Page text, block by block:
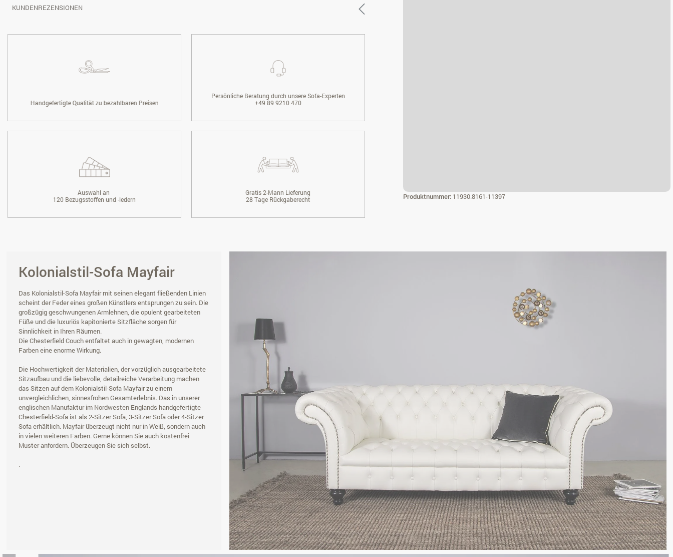
Produktnummer: 11930.8161-11397
KUNDENREZENSIONEN
Handgefertigte Qualität zu bezahlbaren Preisen
Persönliche Beratung durch unsere Sofa-Experten
+49 89 9210 470
Auswahl an
120 Bezugsstoffen und -ledern
Gratis 2-Mann Lieferung
28 Tage Rückgaberecht
Kolonialstil-Sofa Mayfair
Das Kolonialstil-Sofa Mayfair mit seinen elegant fließenden Linien
scheint der Feder eines großen Künstlers entsprungen zu sein. Die
großzügig geschwungenen Armlehnen, die opulent gearbeiteten
Füße und die luxuriös kapitonierte Sitzfläche sorgen für
Sinnlichkeit in Ihren Räumen.
Die Chesterfield Couch entfaltet auch in gewagten, modernen
Farben eine enorme Wirkung.
Die Hochwertigkeit der Materialien, der vorzüglich ausgearbeitete
Sitzaufbau und die liebevolle, detailreiche Verarbeitung machen
das Sitzen auf dem Kolonialstil-Sofa Mayfair zu einem
unvergleichlichen, sinnesfrohen Gesamterlebnis. Das in unserer
englischen Manufaktur im Nordwesten Englands handgefertigte
Chesterfield-Sofa ist als 2-Sitzer Sofa, 3-Sitzer Sofa oder 4-Sitzer
Sofa erhältlich. Mayfair überzeugt nicht nur in Weiß, sondern auch
in vielen weiteren Farben. Gerne können Sie auch kostenfrei
Muster anfordern. Überzeugen Sie sich selbst.
.